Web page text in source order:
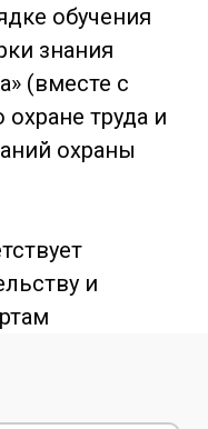
обучения
знания
(вместе с
труда и
охраны
и